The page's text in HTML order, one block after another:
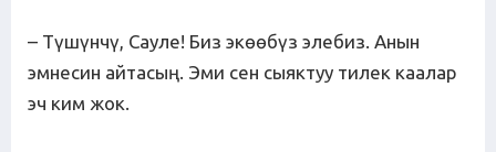
– Түшүнчү, Сауле! Биз экөөбүз элебиз. Анын
эмнесин айтасың. Эми сен сыяктуу тилек каалар
эч ким жок.